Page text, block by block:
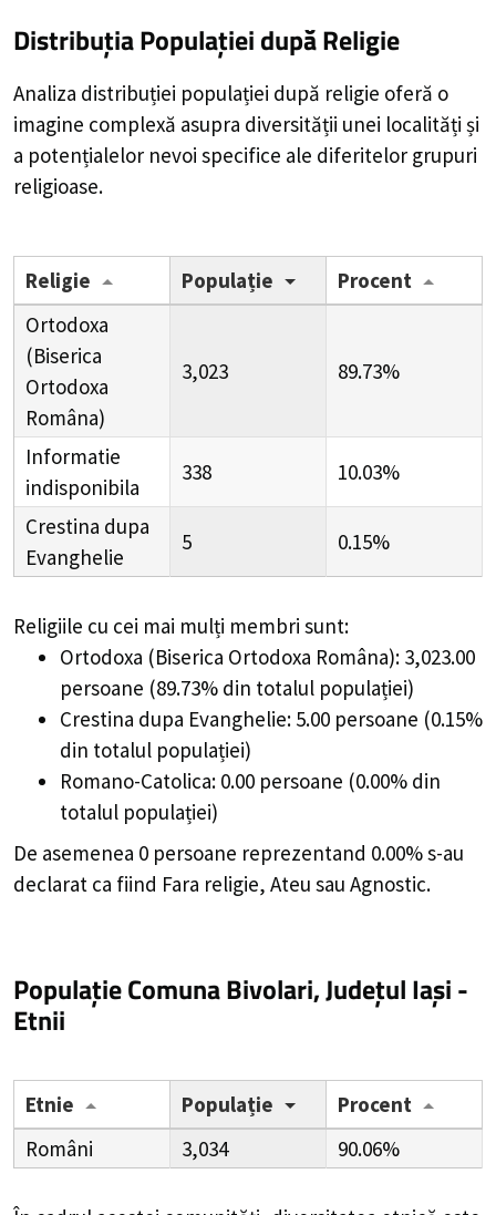
Distribuția Populațieidupă Religie
Analiza distribuției populației după religie oferă o
imagine complexă asupra diversității unei localități și
a potențialelor nevoi specifice ale diferitelor grupuri
religioase.
Religie Populație
Procent
Ortodoxa
(Biserica
Ortodoxa
Româna)
3,023 89.73%
Informatie
indisponibila
338 10.03%
Crestina dupa
Evanghelie
5 0.15%
Religiile cu cei mai mulți membri sunt:
Ortodoxa (Biserica Ortodoxa Româna): 3,023.00
persoane (89.73% din totalul populației)
Crestina dupa Evanghelie: 5.00 persoane (0.15%
din totalul populației)
Romano-Catolica: 0.00 persoane (0.00% din
totalul populației)
De asemenea 0 persoane reprezentand 0.00% s-au
declarat ca fiind Fara religie, Ateu sau Agnostic.
Populație Comuna Bivolari, Județul Iași -
Etnii
Etnie Populație
Procent
Români
3,034 90.06%